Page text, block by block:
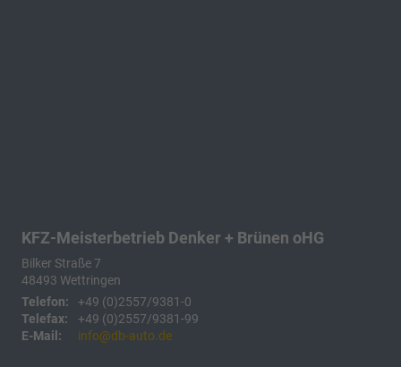
KFZ-Meisterbetrieb Denker + Brünen oHG
Bilker Straße 7
48493 Wettringen
Telefon:
+49 (0)2557/9381-0
Telefax:
+49 (0)2557/9381-99
E-Mail:
info@db-auto.de